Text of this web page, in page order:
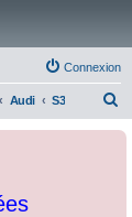
Connexion
Audi S3